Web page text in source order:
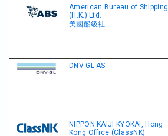
American Bureau of Shipping
(H.K.) Ltd.
美國船級社
DNV GL AS
NIPPON KAIJI KYOKAI, Hong
Kong Office (ClassNK)